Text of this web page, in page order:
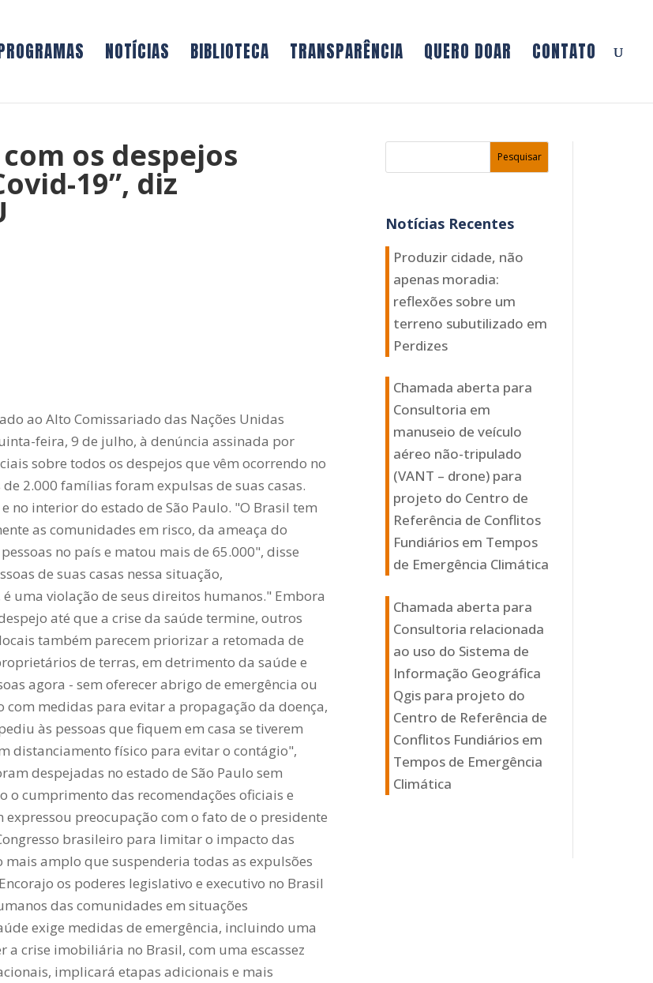
NOTÍCIAS BIBLIOTECA TRANSPARÊNCIA QUERO DOAR CONTATO
os despejos
19”, diz
ao Alto Comissariado das Nações Unidas
feira, 9 de julho, à denúncia assinada por
sobre todos os despejos que vêm ocorrendo no
2.000 famílias foram expulsas de suas casas.
no interior do estado de São Paulo. "O Brasil tem
as comunidades em risco, da ameaça do
no país e matou mais de 65.000", disse
de suas casas nessa situação,
uma violação de seus direitos humanos." Embora
até que a crise da saúde termine, outros
também parecem priorizar a retomada de
de terras, em detrimento da saúde e
agora - sem oferecer abrigo de emergência ou
medidas para evitar a propagação da doença,
às pessoas que fiquem em casa se tiverem
distanciamento físico para evitar o contágio",
despejadas no estado de São Paulo sem
cumprimento das recomendações oficiais e
expressou preocupação com o fato de o presidente
brasileiro para limitar o impacto das
amplo que suspenderia todas as expulsões
os poderes legislativo e executivo no Brasil
das comunidades em situações
exige medidas de emergência, incluindo uma
crise imobiliária no Brasil, com uma escassez
implicará etapas adicionais e mais
Notícias Recentes
Produzir cidade, não
apenas moradia:
reflexões sobre um
terreno subutilizado em
Perdizes
Chamada aberta para
Consultoria em
manuseio de veículo
aéreo não-tripulado
(VANT – drone) para
projeto do Centro de
Referência de Conflitos
Fundiários em Tempos
de Emergência Climática
Chamada aberta para
Consultoria relacionada
ao uso do Sistema de
Informação Geográfica
Qgis para projeto do
Centro de Referência de
Conflitos Fundiários em
Tempos de Emergência
Climática